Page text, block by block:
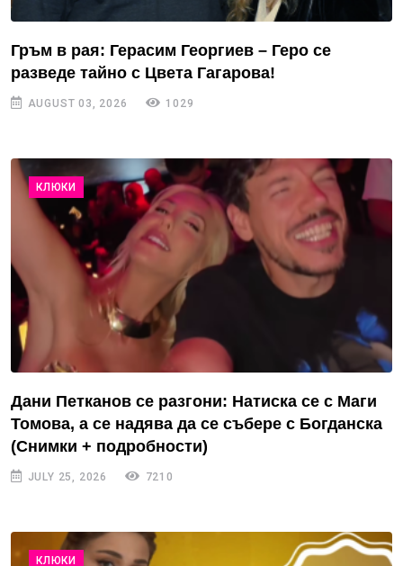
Гръм в рая: Герасим Георгиев – Геро се
разведе тайно с Цвета Гагарова!
AUGUST 03, 2026 1029
КЛЮКИ
Дани Петканов се разгони: Натиска се с Маги
Томова, а се надява да се събере с Богданска
(Снимки + подробности)
JULY 25, 2026 7210
КЛЮКИ